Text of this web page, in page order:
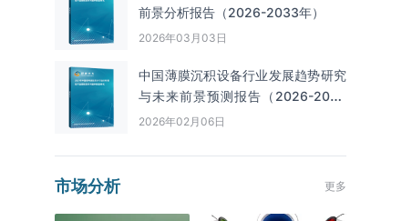
前景分析报告（2026-2033年）
2026年03月03日
中国薄膜沉积设备行业发展趋势研究
与未来前景预测报告（2026-2033
年）
2026年02月06日
市场分析 更多